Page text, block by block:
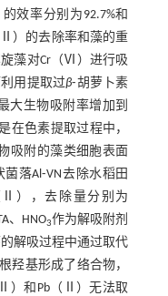
效率分别为92.7%和
Ⅱ）的去除率和藻的重
藻对Cr（Ⅵ）进行吸
用提取过β⁃胡萝卜素
大生物吸附率增加到
在色素提取过程中，
吸附的藻类细胞表面
落Al⁃VN去除水稻田
），去除量分别为
、HNO3作为解吸附剂
解吸过程中通过取代
羟基形成了络合物，
）和Pb（Ⅱ）无法取